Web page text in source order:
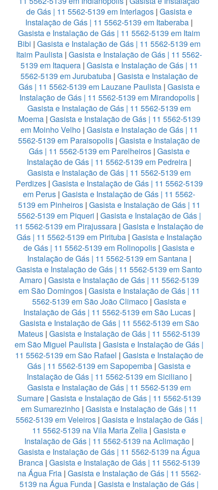
de Gás | 11 5562-5139 em Interlagos| Gasista e
Instalação de Gás | 11 5562-5139 em Itaberaba |
Gasista e Instalação de Gás | 11 5562-5139 em Itaim
Bibi | Gasista e Instalação de Gás | 11 5562-5139 em
Itaim Paulista | Gasista e Instalação de Gás | 11 5562-
5139 em Itaquera| Gasista e Instalação de Gás | 11
5562-5139 em Jurubatuba| Gasista e Instalação de
Gás | 11 5562-5139 em Lauzane Paulista | Gasista e
Instalação de Gás | 11 5562-5139 em Mirandopolis|
Gasista e Instalação de Gás | 11 5562-5139 em
Moema| Gasista e Instalação de Gás | 11 5562-5139
em Moinho Velho | Gasista e Instalação de Gás | 11
5562-5139 em Paraisopolis | Gasista e Instalação de
Gás | 11 5562-5139 em Parelheiros| Gasista e
Instalação de Gás | 11 5562-5139 em Pedreira |
Gasista e Instalação de Gás | 11 5562-5139 em
Perdizes| Gasista e Instalação de Gás | 11 5562-5139
em Perus | Gasista e Instalação de Gás | 11 5562-
5139 em Pinheiros| Gasista e Instalação de Gás | 11
5562-5139 em Piqueri | Gasista e Instalação de Gás |
11 5562-5139 em Pirajussara | Gasista e Instalação de
Gás | 11 5562-5139 em Pirituba| Gasista e Instalação
de Gás | 11 5562-5139 em Rolinopolis | Gasista e
Instalação de Gás | 11 5562-5139 em Santana|
Gasista e Instalação de Gás | 11 5562-5139 em Santo
Amaro| Gasista e Instalação de Gás | 11 5562-5139
em São Domingos| Gasista e Instalação de Gás | 11
5562-5139 em São João Climaco| Gasista e
Instalação de Gás | 11 5562-5139 em São Lucas|
Gasista e Instalação de Gás | 11 5562-5139 em São
Mateus | Gasista e Instalação de Gás | 11 5562-5139
em São Miguel Paulista | Gasista e Instalação de Gás |
11 5562-5139 em São Rafael | Gasista e Instalação de
Gás | 11 5562-5139 em Sapopemba | Gasista e
Instalação de Gás | 11 5562-5139 em Siciliano|
Gasista e Instalação de Gás | 11 5562-5139 em
Sumare | Gasista e Instalação de Gás | 11 5562-5139
em Sumarezinho | Gasista e Instalação de Gás | 11
5562-5139 em Veleiros | Gasista e Instalação de Gás |
11 5562-5139 na Vila Maria Zelia | Gasista e
Instalação de Gás | 11 5562-5139 na Aclimação |
Gasista e Instalação de Gás | 11 5562-5139 na Água
Branca| Gasista e Instalação de Gás | 11 5562-5139
na Água Fria| Gasista e Instalação de Gás | 11 5562-
5139 na Água Funda | Gasista e Instalação de Gás |